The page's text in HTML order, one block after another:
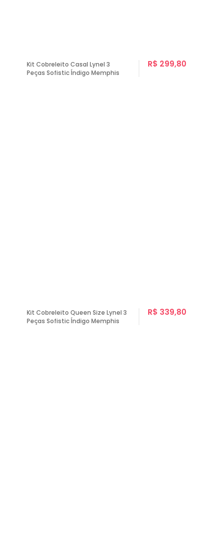
Kit Cobreleito Casal Lynel 3
Peças Sofistic Índigo Memphis
R$ 299,80
Kit Cobreleito Queen Size Lynel 3
Peças Sofistic Índigo Memphis
R$ 339,80